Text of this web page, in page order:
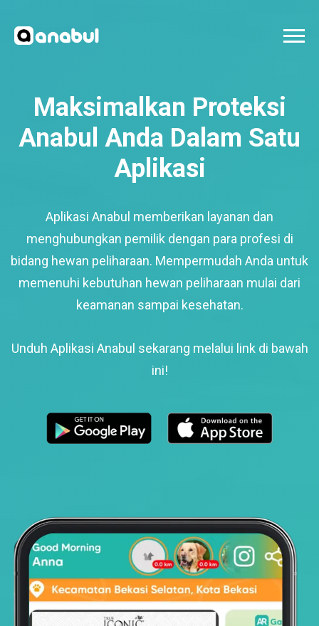
Maksimalkan Proteksi
Anabul Anda Dalam Satu
Aplikasi
Aplikasi Anabul memberikan layanan dan
menghubungkan pemilik dengan para profesi di
bidang hewan peliharaan. Mempermudah Anda untuk
memenuhi kebutuhan hewan peliharaan mulai dari
keamanan sampai kesehatan.
Unduh Aplikasi Anabul sekarang melalui link di bawah
ini!